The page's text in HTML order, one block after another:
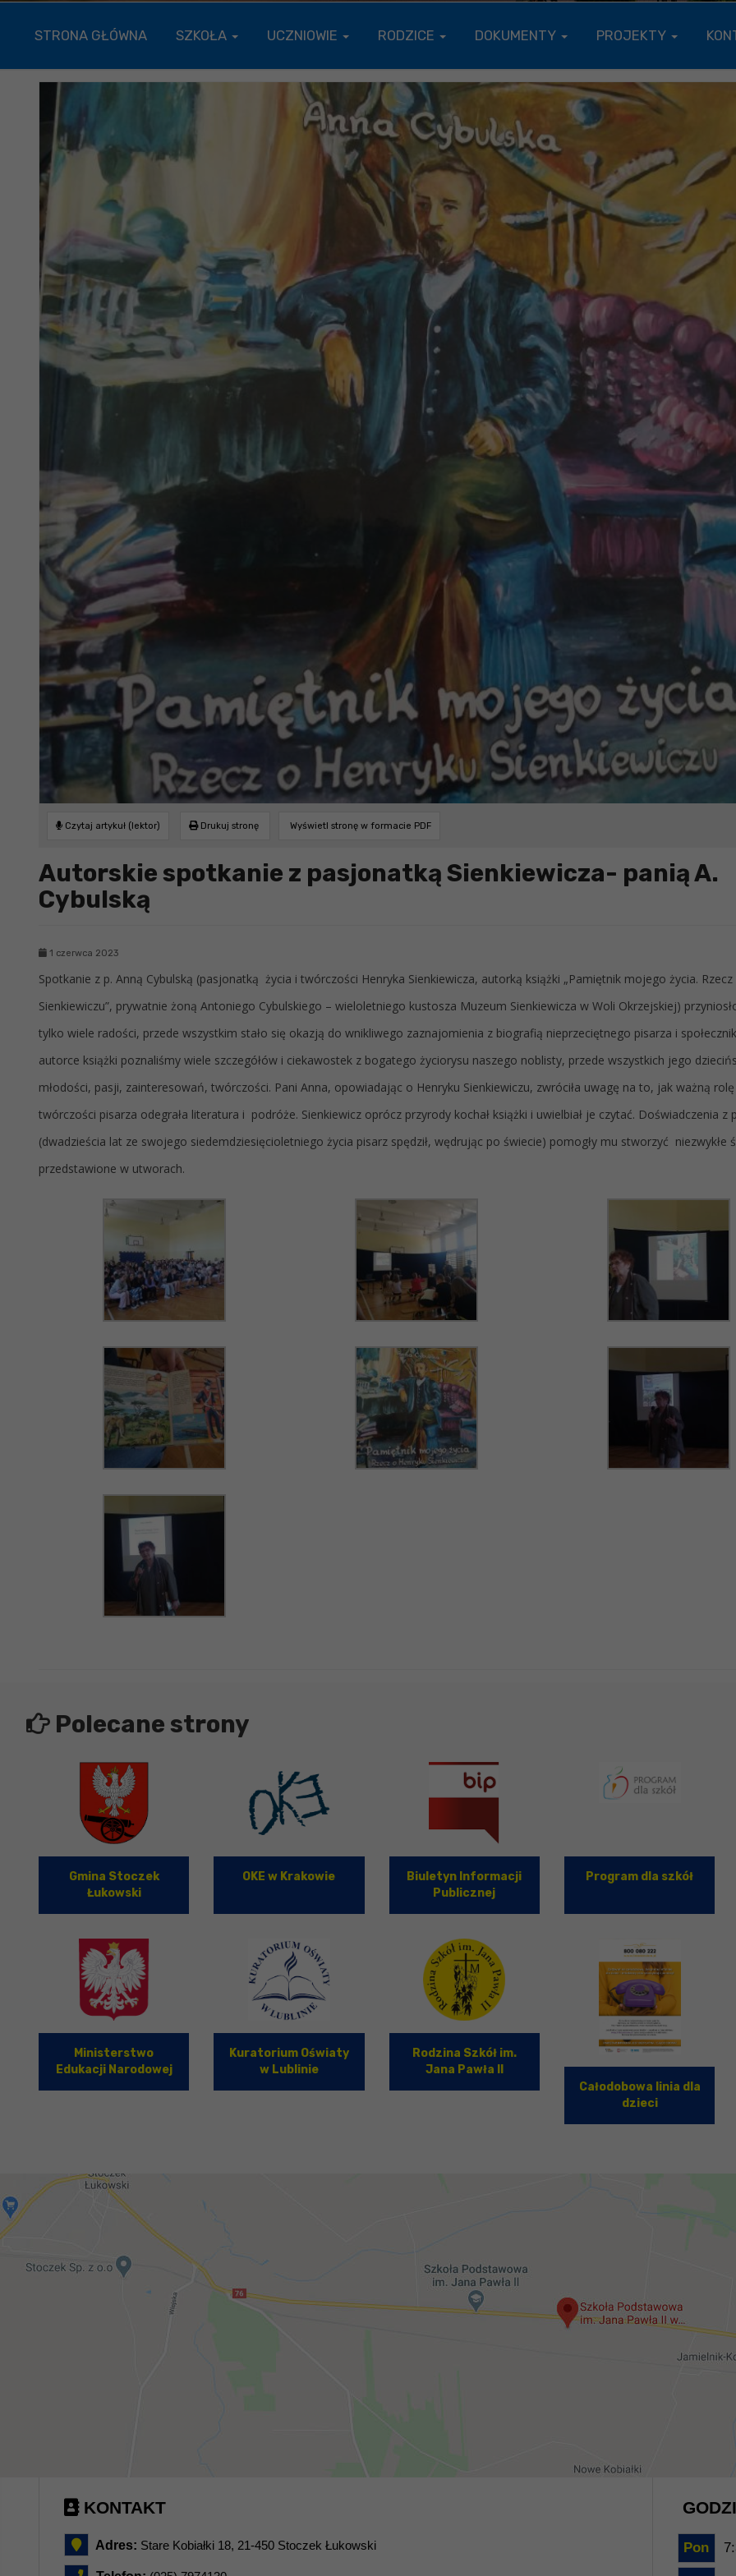
STRONA GŁÓWNA SZKOŁA UCZNIOWIE RODZICE DOKUMENTY PROJEKTY
Czytaj artykuł (lektor) Drukuj stronę Wyświetl stronę w formacie PDF
Autorskie spotkanie z pasjonatką Sienkiewicza- panią A.
Cybulską
1 czerwca 2023
Spotkanie z p. Anną Cybulską (pasjonatką życia i twórczości Henryka Sienkiewicza, autorką książki „Pamiętnik mojego życia.
Sienkiewiczu”, prywatnie żoną Antoniego Cybulskiego – wieloletniego kustosza Muzeum Sienkiewicza w Woli Okrzejskiej)
tylko wiele radości, przede wszystkim stało się okazją do wnikliwego zaznajomienia z biografią nieprzeciętnego pisarza i
autorce książki poznaliśmy wiele szczegółów i ciekawostek z bogatego życiorysu naszego noblisty, przede wszystkich jego
młodości, pasji, zainteresowań, twórczości. Pani Anna, opowiadając o Henryku Sienkiewiczu, zwróciła uwagę na to, jak ważną
twórczości pisarza odegrała literatura i podróże. Sienkiewicz oprócz przyrody kochał książki i uwielbiał je czytać. Doświadczenia z
(dwadzieścia lat ze swojego siedemdziesięcioletniego życia pisarz spędził, wędrując po świecie) pomogły mu stworzyć niezwykłe
przedstawione w utworach.
Polecane strony
Gmina Stoczek
Łukowski
OKE w Krakowie
Biuletyn Informacji
Publicznej
Program dla szkół
Ministerstwo
Edukacji Narodowej
Kuratorium Oświaty
w Lublinie
Rodzina Szkół im.
Jana Pawła II
Całodobowa linia dla
dzieci
KONTAKT
Adres: Stare Kobiałki 18, 21-450 Stoczek Łukowski Pon